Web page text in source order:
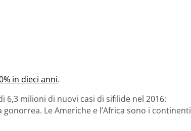
in dieci anni.
6,3 milioni di nuovi casi di sifilide nel 2016:
Le Americhe e l’Africa sono i continenti